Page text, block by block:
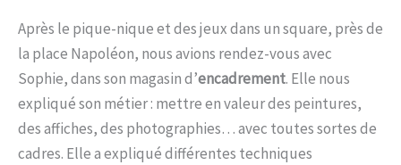
Après le pique-nique et des jeux dans un square, près de
la place Napoléon, nous avions rendez-vous avec
Sophie, dans son magasin d’encadrement. Elle nous
expliqué son métier : mettre en valeur des peintures,
des affiches, des photographies… avec toutes sortes de
cadres. Elle a expliqué différentes techniques